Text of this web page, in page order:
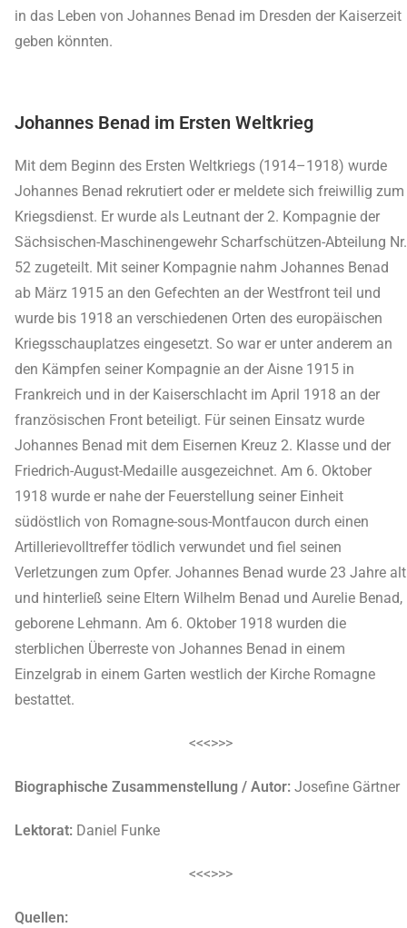
in das Leben von Johannes Benad im Dresden der Kaiserzeit
geben könnten.
Johannes Benad im Ersten Weltkrieg
Mit dem Beginn des Ersten Weltkriegs (1914–1918) wurde
Johannes Benad rekrutiert oder er meldete sich freiwillig zum
Kriegsdienst. Er wurde als Leutnant der 2. Kompagnie der
Sächsischen-Maschinengewehr Scharfschützen-Abteilung Nr.
52 zugeteilt. Mit seiner Kompagnie nahm Johannes Benad
ab März 1915 an den Gefechten an der Westfront teil und
wurde bis 1918 an verschiedenen Orten des europäischen
Kriegsschauplatzes eingesetzt. So war er unter anderem an
den Kämpfen seiner Kompagnie an der Aisne 1915 in
Frankreich und in der Kaiserschlacht im April 1918 an der
französischen Front beteiligt. Für seinen Einsatz wurde
Johannes Benad mit dem Eisernen Kreuz 2. Klasse und der
Friedrich-August-Medaille ausgezeichnet. Am 6. Oktober
1918 wurde er nahe der Feuerstellung seiner Einheit
südöstlich von Romagne-sous-Montfaucon durch einen
Artillerievolltreffer tödlich verwundet und fiel seinen
Verletzungen zum Opfer. Johannes Benad wurde 23 Jahre alt
und hinterließ seine Eltern Wilhelm Benad und Aurelie Benad,
geborene Lehmann. Am 6. Oktober 1918 wurden die
sterblichen Überreste von Johannes Benad in einem
Einzelgrab in einem Garten westlich der Kirche Romagne
bestattet.
<<<>>>
Biographische Zusammenstellung / Autor: Josefine Gärtner
Lektorat: Daniel Funke
<<<>>>
Quellen: